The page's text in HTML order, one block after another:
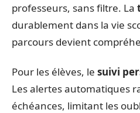
professeurs, sans filtre. La
durablement dans la vie
parcours devient
Pour les élèves, le suivi
Les alertes automatiques
échéances, limitant les